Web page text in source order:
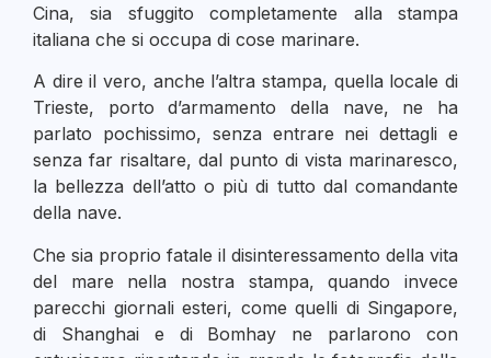
Cina, sia sfuggito completamente alla stampa
italiana che si occupa di cose marinare.
A dire il vero, anche l’altra stampa, quella locale di
Trieste, porto d’armamento della nave, ne ha
parlato pochissimo, senza entrare nei dettagli e
senza far risaltare, dal punto di vista marinaresco,
la bellezza dell’atto o più di tutto dal comandante
della nave.
Che sia proprio fatale il disinteressamento della vita
del mare nella nostra stampa, quando invece
parecchi giornali esteri, come quelli di Singapore,
di Shanghai e di Bomhay ne parlarono con